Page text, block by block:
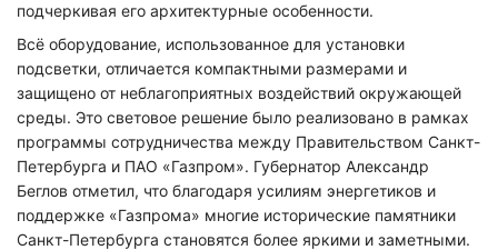
подчеркивая его архитектурные особенности.
Всё оборудование, использованное для установки
подсветки, отличается компактными размерами и
защищено от неблагоприятных воздействий окружающей
среды. Это световое решение было реализовано в рамках
программы сотрудничества между Правительством Санкт-
Петербурга и ПАО «Газпром». Губернатор Александр
Беглов отметил, что благодаря усилиям энергетиков и
поддержке «Газпрома» многие исторические памятники
Санкт-Петербурга становятся более яркими и заметными.